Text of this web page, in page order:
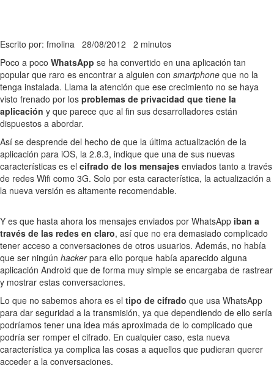
Escrito por: fmolina 28/08/2012 2 minutos
Poco a poco WhatsApp se ha convertido en una aplicación tan
popular que raro es encontrar a alguien con smartphone que no la
tenga instalada. Llama la atención que ese crecimiento no se haya
visto frenado por los problemas de privacidad que tiene la
aplicación y que parece que al fin sus desarrolladores están
dispuestos a abordar.
Así se desprende del hecho de que la última actualización de la
aplicación para iOS, la 2.8.3, indique que una de sus nuevas
características es el cifrado de los mensajes enviados tanto a través
de redes Wifi como 3G. Solo por esta característica, la actualización a
la nueva versión es altamente recomendable.
Y es que hasta ahora los mensajes enviados por WhatsApp iban a
través de las redes en claro, así que no era demasiado complicado
tener acceso a conversaciones de otros usuarios. Además, no había
que ser ningún hackerpara ello porque había aparecido alguna
aplicación Android que de forma muy simple se encargaba de rastrear
y mostrar estas conversaciones.
Lo que no sabemos ahora es el tipo de cifrado que usa WhatsApp
para dar seguridad a la transmisión, ya que dependiendo de ello sería
podríamos tener una idea más aproximada de lo complicado que
podría ser romper el cifrado. En cualquier caso, esta nueva
característica ya complica las cosas a aquellos que pudieran querer
acceder a la conversaciones.